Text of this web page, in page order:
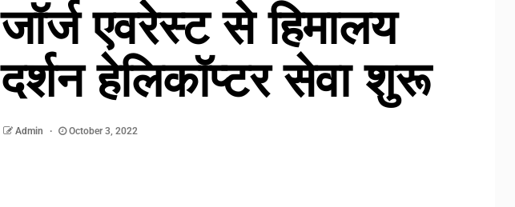
जॉर्ज एवरेस्ट से हिमालय
दर्शन हेलिकॉप्टर सेवा शुरू
Admin October 3, 2022